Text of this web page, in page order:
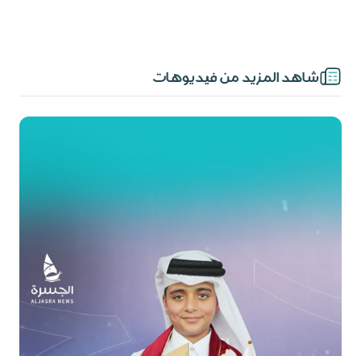
شاهد المزيد من فيديوهات